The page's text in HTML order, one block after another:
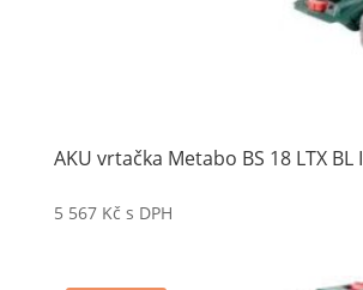
AKU vrtačka Metabo BS 18 LTX BL I
5 567 Kč s DPH